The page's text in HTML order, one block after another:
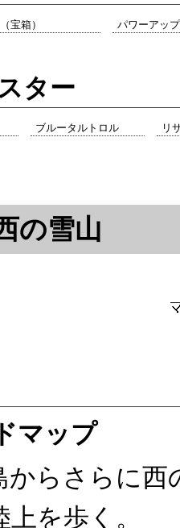
宝箱） パワーアッ
ター
ブルータルトロル リ
の雪山
マップ
からさらに西
上を歩く。